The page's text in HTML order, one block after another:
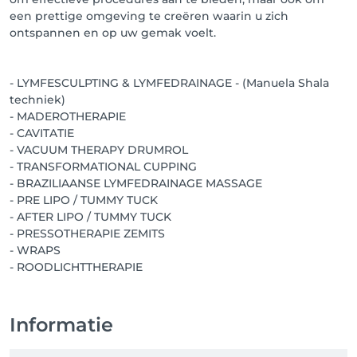
Ervaar de perfecte combinatie van effectiviteit en
ontspanning.
ondersteun de detoxificatie van uw lichaam met
deze effectieve methode die het lymfestelsel
activeert.
💎 Transformational Cupping - innovatieve therapie
die traditionele technieken combineert met
moderne wellness. Het helpt effectief bij het
verminderen van cellulite, stimuleert het
lymfestelsel en bevordert algehele ontspanning van
het lichaam.
☀️ After Lipo / Tummy Tuck Massage –
zorgvuldige behandeling ondersteunt het
genezingsproces, vermindert zwelling en helpt bij
een prettige omgeving te creëren waarin u zich
ontspannen en op uw gemak voelt.
- LYMFESCULPTING & LYMFEDRAINAGE - (Manuela Shala
techniek)
- MADEROTHERAPIE
- CAVITATIE
- VACUUM THERAPY DRUMROL
- TRANSFORMATIONAL CUPPING
- BRAZILIAANSE LYMFEDRAINAGE MASSAGE
- PRE LIPO / TUMMY TUCK
- AFTER LIPO / TUMMY TUCK
- PRESSOTHERAPIE ZEMITS
- WRAPS
Informatie